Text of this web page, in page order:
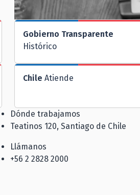
Gobierno Transparente
Histórico
Chile Atiende
Dónde trabajamos
Teatinos 120, Santiago de Chile
Llámanos
+56 2 2828 2000